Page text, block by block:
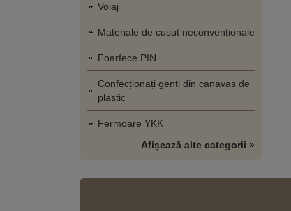
Voiaj
Materiale de cusut neconvenționale
Foarfece PIN
Confecționați genți din canavas de
plastic
Fermoare YKK
Afișează alte categorii »